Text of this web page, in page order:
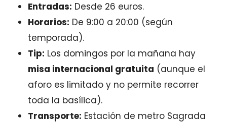
Entradas: Desde 26 euros.
Horarios: De 9:00 a 20:00 (según
temporada).
Tip: Los domingos por la mañana hay
misa internacional gratuita (aunque el
aforo es limitado y no permite recorrer
toda la basílica).
Transporte: Estación de metro Sagrada